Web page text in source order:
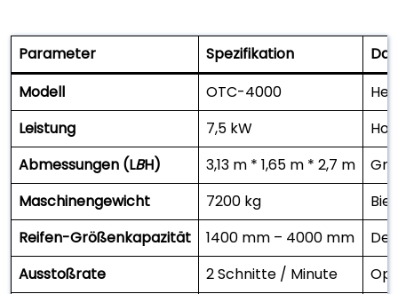
Parameter Spezifikation
Modell
OTC-4000
Leistung
7,5 kW
Abmessungen (LBH) 3,13 m * 1,65 m * 2,7 m
Maschinengewicht
7200 kg
Reifen-Größenkapazität
1400 mm – 4000 mm
Ausstoßrate
2 Schnitte / Minute